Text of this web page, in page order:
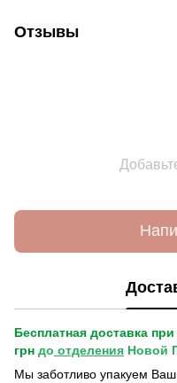
Отзывы
Бесплатная доставка
грн до отделения Новой
Мы заботливо упакуем Ваш